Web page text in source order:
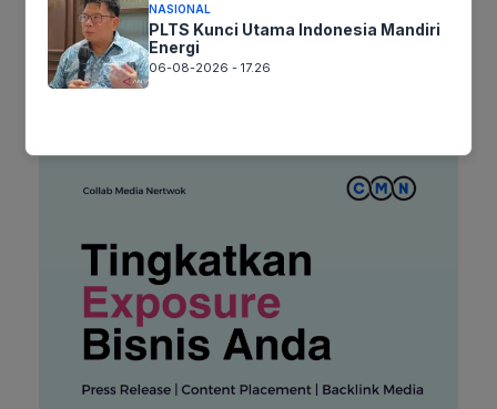
NASIONAL
PLTS Kunci Utama Indonesia Mandiri
Energi
06-08-2026 - 17.26